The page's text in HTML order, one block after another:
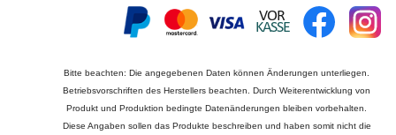
Bitte beachten: Die angegebenen Daten können Änderungen unterliegen.
Betriebsvorschriften des Herstellers beachten. Durch Weiterentwicklung von
Produkt und Produktion bedingte Datenänderungen bleiben vorbehalten.
Diese Angaben sollen das Produkte beschreiben und haben somit nicht die